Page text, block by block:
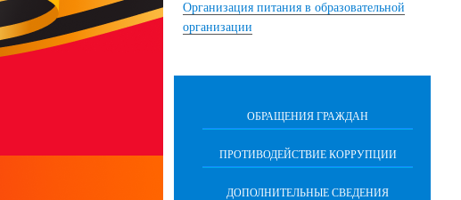
Организация питания в образовательной
организации
ОБРАЩЕНИЯ ГРАЖДАН
ПРОТИВОДЕЙСТВИЕ КОРРУПЦИИ
ДОПОЛНИТЕЛЬНЫЕ СВЕДЕНИЯ